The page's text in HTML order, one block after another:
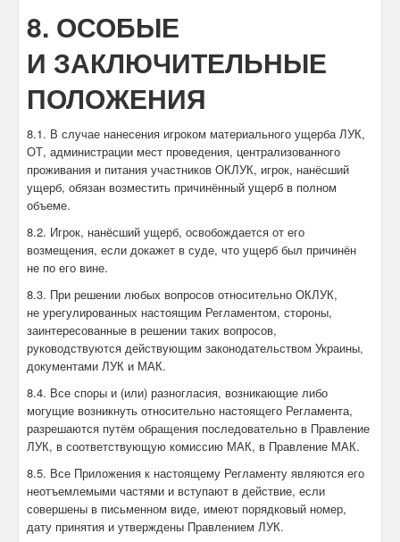
8. ОСОБЫЕ
И ЗАКЛЮЧИТЕЛЬНЫЕ
ПОЛОЖЕНИЯ
8.1. В случае нанесения игроком материального ущерба ЛУК,
ОТ, администрации мест проведения, централизованного
проживания и питания участников ОКЛУК, игрок, нанёсший
ущерб, обязан возместить причинённый ущерб в полном
объеме.
8.2. Игрок, нанёсший ущерб, освобождается от его
возмещения, если докажет в суде, что ущерб был причинён
не по его вине.
8.3. При решении любых вопросов относительно ОКЛУК,
не урегулированных настоящим Регламентом, стороны,
заинтересованные в решении таких вопросов,
руководствуются действующим законодательством Украины,
документами ЛУК и МАК.
8.4. Все споры и (или) разногласия, возникающие либо
могущие возникнуть относительно настоящего Регламента,
разрешаются путём обращения последовательно в Правление
ЛУК, в соответствующую комиссию МАК, в Правление МАК.
8.5. Все Приложения к настоящему Регламенту являются его
неотъемлемыми частями и вступают в действие, если
совершены в письменном виде, имеют порядковый номер,
дату принятия и утверждены Правлением ЛУК.